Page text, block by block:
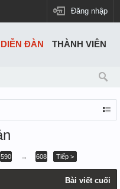
Đăng nhập
590 → 608 Tiếp >
Bài viết cuối
DIỄN ĐÀN THÀNH VIÊN